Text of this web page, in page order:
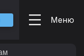
Меню